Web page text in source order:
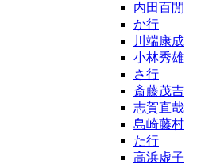
内田百閒
か行
川端康成
小林秀雄
さ行
斎藤茂吉
志賀直哉
島崎藤村
た行
高浜虚子